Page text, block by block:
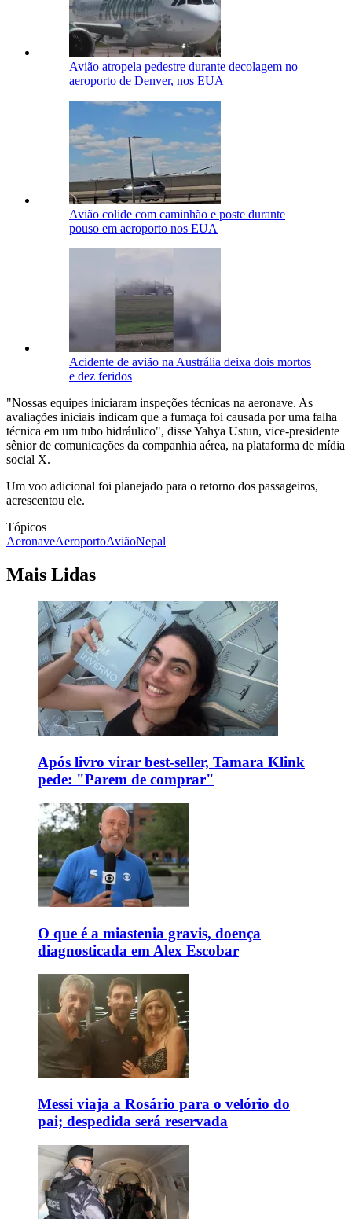
Avião atropela pedestre durante decolagem no
aeroporto de Denver, nos EUA
Avião colide com caminhão e poste durante
pouso em aeroporto nos EUA
Acidente de avião na Austrália deixa dois mortos
e dez feridos
"Nossas equipes iniciaram inspeções técnicas na aeronave. As
avaliações iniciais indicam que a fumaça foi causada por uma falha
técnica em um tubo hidráulico", disse Yahya Ustun, vice-presidente
sênior de comunicações da companhia aérea, na plataforma de mídia
social X.
Um voo adicional foi planejado para o retorno dos passageiros,
acrescentou ele.
Tópicos
AeronaveAeroportoAviãoNepal
Mais Lidas
Após livro virar best-seller, Tamara Klink
pede: "Parem de comprar"
O que é a miastenia gravis, doença
diagnosticada em Alex Escobar
Messi viaja a Rosário para o velório do
pai; despedida será reservada